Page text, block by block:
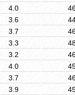
4.0
3.6
3.7
3.3
3.2
4.0
3.7
3.9